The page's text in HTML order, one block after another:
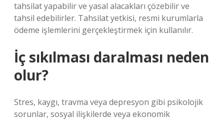
tahsilat yapabilir ve yasal alacakları çözebilir ve
tahsil edebilirler. Tahsilat yetkisi, resmi kurumlarla
ödeme işlemlerini gerçekleştirmek için kullanılır.
İç sıkılması daralması neden
olur?
Stres, kaygı, travma veya depresyon gibi psikolojik
sorunlar, sosyal ilişkilerde veya ekonomik